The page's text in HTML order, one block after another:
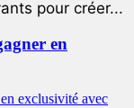
pour créer...
en